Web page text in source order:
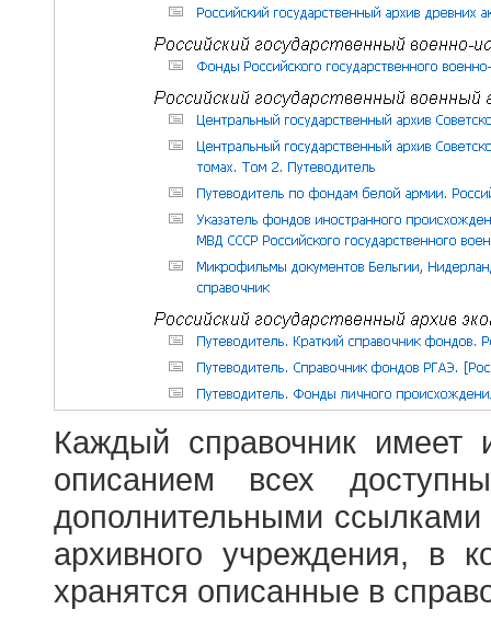
Каждый справочник имеет
описанием всех
дополнительными
архивного учреждения, в
хранятся описанные в